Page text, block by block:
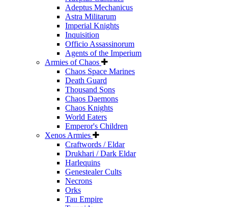
Adeptus Mechanicus
Astra Militarum
Imperial Knights
Inquisition
Officio Assassinorum
Agents of the Imperium
Armies of Chaos
Chaos Space Marines
Death Guard
Thousand Sons
Chaos Daemons
Chaos Knights
World Eaters
Emperor's Children
Xenos Armies
Craftwords / Eldar
Drukhari / Dark Eldar
Harlequins
Genestealer Cults
Necrons
Orks
Tau Empire